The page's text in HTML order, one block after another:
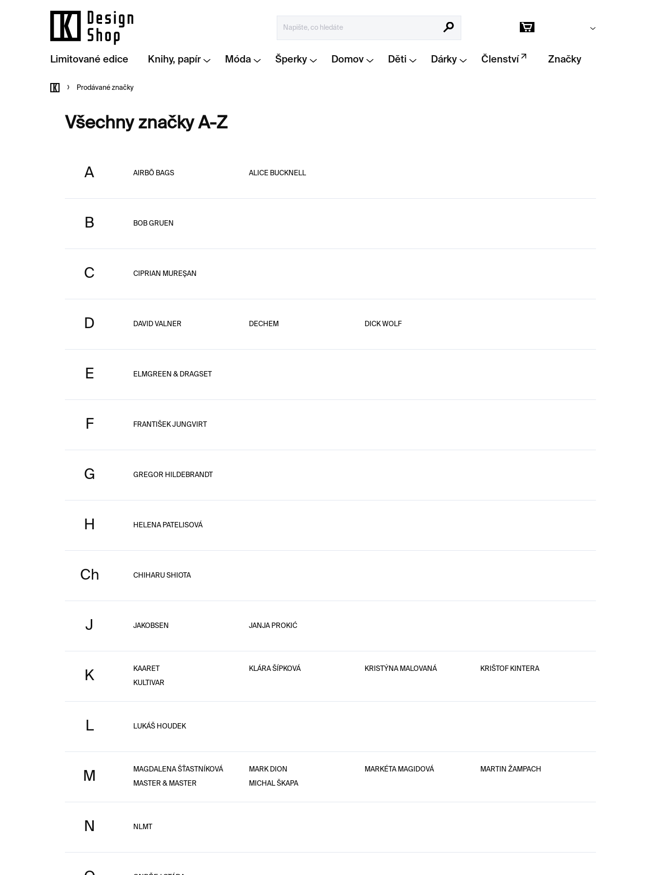
Hledat Prázdný košík
Limitované edice Knihy, papír Móda Šperky Domov Děti Dárky Členství Značky
DomůProdávané značky
Všechny značky A-Z
A AIRBŌ BAGS ALICE BUCKNELL
B BOB GRUEN
C CIPRIAN MUREŞAN
D DAVID VALNER DECHEM DICK WOLF
E ELMGREEN & DRAGSET
F FRANTIŠEK JUNGVIRT
G GREGOR HILDEBRANDT
H HELENA PATELISOVÁ
Ch CHIHARU SHIOTA
J JAKOBSEN JANJA PROKIĆ
K KAARET KLÁRA ŠÍPKOVÁ KRISTÝNA MALOVANÁ KRIŠTOF KINTERA
KULTIVAR
L LUKÁŠ HOUDEK
M MAGDALENA ŠŤASTNÍKOVÁ MARK DION MARKÉTA MAGIDOVÁ MARTIN ŽAMPACH
MASTER & MASTER MICHAL ŠKAPA
N NLMT